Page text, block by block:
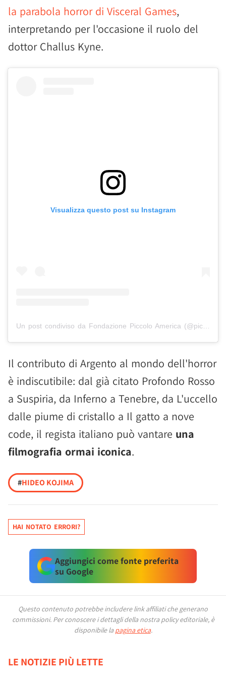
la parabola horror di Visceral Games,
interpretando per l'occasione il ruolo del
dottor Challus Kyne.
Visualizza questo post su Instagram
Un post condiviso da Fondazione Piccolo America (@piccoloamerica)
Il contributo di Argento al mondo dell'horror
è indiscutibile: dal già citato Profondo Rosso
a Suspiria, da Inferno a Tenebre, da L'uccello
dalle piume di cristallo a Il gatto a nove
code, il regista italiano può vantare una
filmografia ormai iconica.
#HIDEO KOJIMA
HAI NOTATO ERRORI?
Aggiungici come fonte preferita
su Google
Questo contenuto potrebbe includere link affiliati che generano
commissioni. Per conoscere i dettagli della nostra policy editoriale, è
disponibile la pagina etica.
LE NOTIZIE PIÙ LETTE